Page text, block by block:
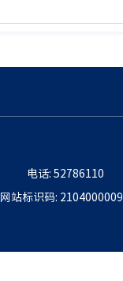
电话: 52786110
网站标识码: 2104000009